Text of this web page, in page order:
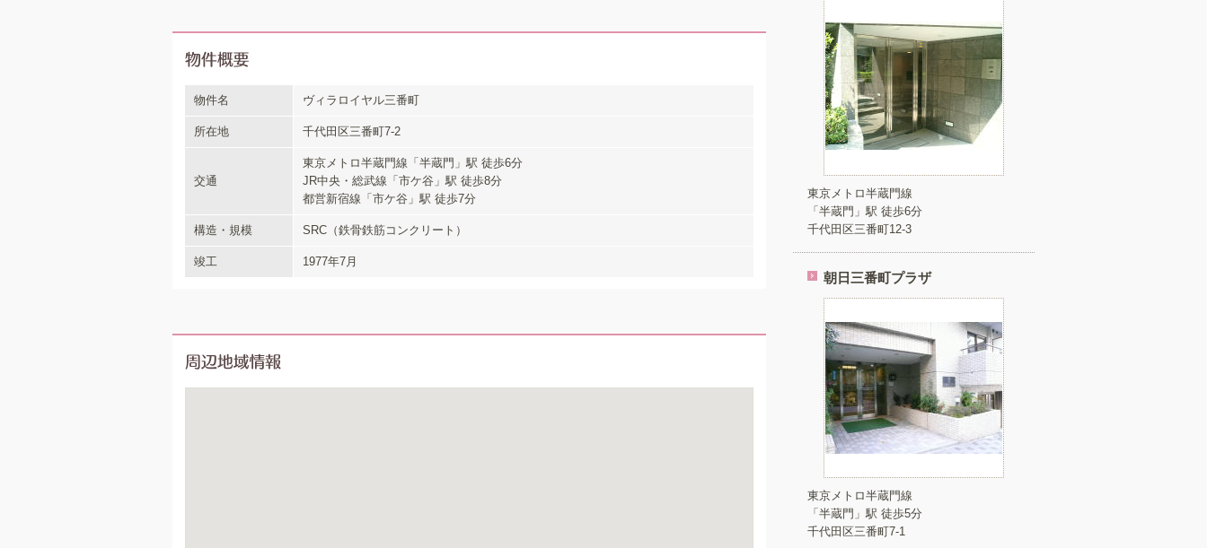
物件名 ヴィラロイヤル三番町
所在地 千代田区三番町7-2
交通
東京メトロ半蔵門線「半蔵門」駅 徒歩6分
JR中央・総武線「市ケ谷」駅 徒歩8分
都営新宿線「市ケ谷」駅 徒歩7分
構造・規模 SRC（鉄骨鉄筋コンクリート）
竣工 1977年7月
東京メトロ半蔵門線
「半蔵門」駅 徒歩6分
千代田区三番町12-3
朝日三番町プラザ
東京メトロ半蔵門線
「半蔵門」駅 徒歩5分
千代田区三番町7-1